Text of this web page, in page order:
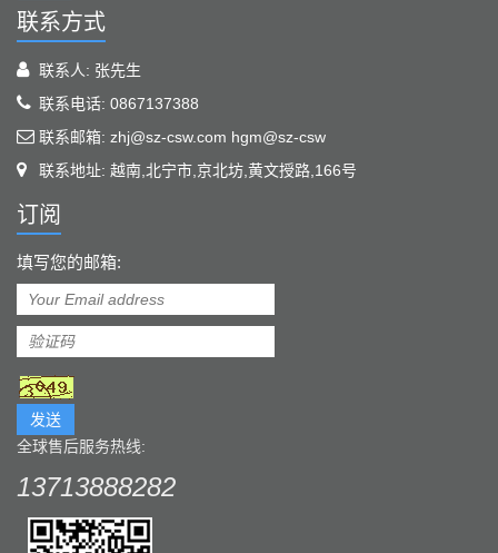
联系方式
联系人: 张先生
联系电话: 0867137388
联系邮箱: zhj@sz-csw.com hgm@sz-csw
联系地址: 越南,北宁市,京北坊,黄文授路,166号
订阅
填写您的邮箱:
发送
全球售后服务热线:
13713888282